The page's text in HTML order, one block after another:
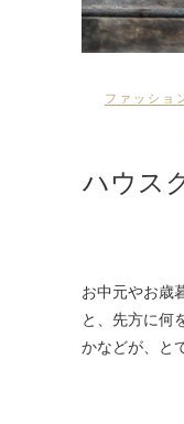
ファッショ
ハウス
お中元やお歳
と、先方に何
かなどが、と